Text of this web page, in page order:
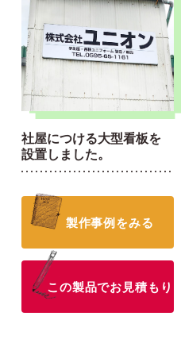
社屋につける大型看板を
設置しました。
製作事例をみる
この製品でお見積もり